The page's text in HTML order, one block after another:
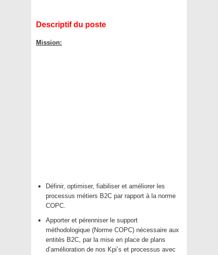
Descriptif du poste
Mission:
Définir, optimiser, fiabiliser et améliorer les
processus métiers B2C par rapport à la norme
COPC.
Apporter et pérenniser le support
méthodologique (Norme COPC) nécessaire aux
entités B2C, par la mise en place de plans
d’amélioration de nos Kpi’s et processus avec